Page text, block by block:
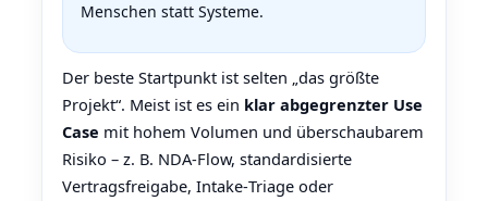
Menschen statt Systeme.
Der beste Startpunkt ist selten „das größte
Projekt“. Meist ist es ein klar abgegrenzter Use
Case mit hohem Volumen und überschaubarem
Risiko – z. B. NDA‑Flow, standardisierte
Vertragsfreigabe, Intake‑Triage oder